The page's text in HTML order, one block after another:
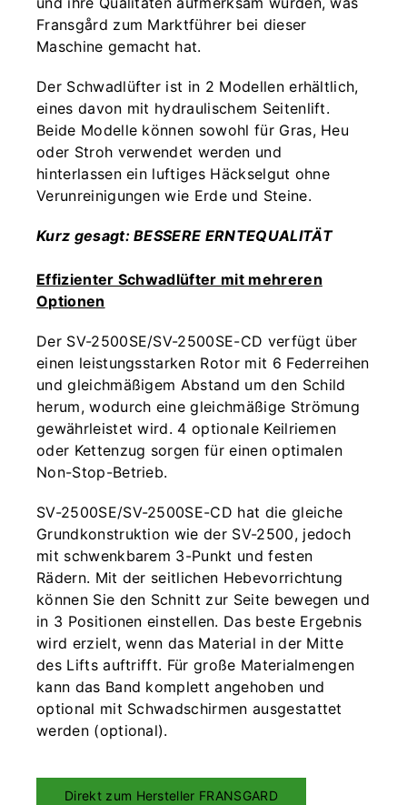
Fransgård zum Marktführer bei dieser
Maschine gemacht hat.
Der Schwadlüfter ist in 2 Modellen erhältlich,
eines davon mit hydraulischem Seitenlift.
Beide Modelle können sowohl für Gras, Heu
oder Stroh verwendet werden und
hinterlassen ein luftiges Häckselgut ohne
Verunreinigungen wie Erde und Steine.
Kurz gesagt: BESSERE ERNTEQUALITÄT
Effizienter Schwadlüfter mit mehreren
Optionen
Der SV-2500SE/SV-2500SE-CD verfügt über
einen leistungsstarken Rotor mit 6 Federreihen
und gleichmäßigem Abstand um den Schild
herum, wodurch eine gleichmäßige Strömung
gewährleistet wird. 4 optionale Keilriemen
oder Kettenzug sorgen für einen optimalen
Non-Stop-Betrieb.
SV-2500SE/SV-2500SE-CD hat die gleiche
Grundkonstruktion wie der SV-2500, jedoch
mit schwenkbarem 3-Punkt und festen
Rädern. Mit der seitlichen Hebevorrichtung
können Sie den Schnitt zur Seite bewegen und
in 3 Positionen einstellen. Das beste Ergebnis
wird erzielt, wenn das Material in der Mitte
des Lifts auftrifft. Für große Materialmengen
kann das Band komplett angehoben und
optional mit Schwadschirmen ausgestattet
werden (optional).
Direkt zum Hersteller FRANSGARD